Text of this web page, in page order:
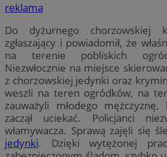
reklama
Do dyżurnego chorzowskiej
zgłaszający i powiadomił, że
na terenie pobliskich
Niezwłocznie na miejsce
z chorzowskiej jedynki oraz
weszli na teren ogródków, na
zauważyli młodego
zaczął uciekać. Policjanci
włamywacza. Sprawą zajęli się
jedynki. Dzięki wytężonej